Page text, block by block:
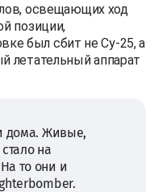
освещающих ход
позиции,
был сбит не Су-25, а
летательный аппарат
дома. Живые,
на
то они и